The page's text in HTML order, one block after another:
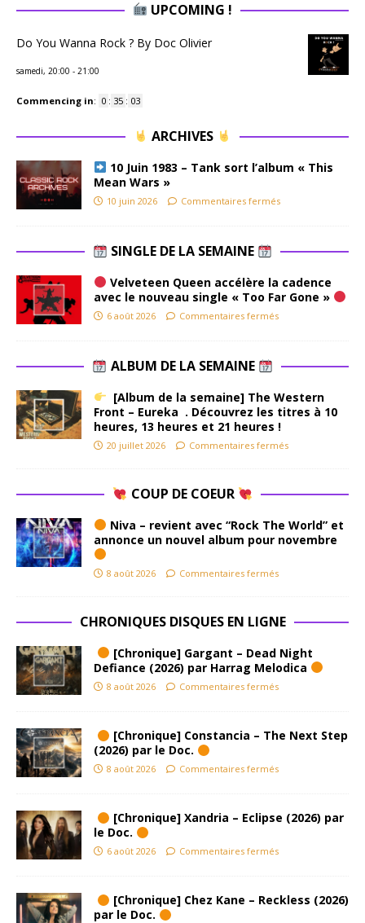
UPCOMING !
Do You Wanna Rock ? By Doc Olivier
samedi, 20:00 - 21:00
Commencing in: 0 : 35 : 02
ARCHIVES
10 Juin 1983 – Tank sort l’album « This
Mean Wars »
10 juin 2026 Commentaires fermés
SINGLE DE LA SEMAINE
Velveteen Queen accélère la cadence
avec le nouveau single « Too Far Gone »
6 août 2026 Commentaires fermés
ALBUM DE LA SEMAINE
[Album de la semaine] The Western
Front – Eureka . Découvrez les titres à 10
heures, 13 heures et 21 heures !
20 juillet 2026 Commentaires fermés
COUP DE COEUR
Niva – revient avec “Rock The World” et
annonce un nouvel album pour novembre
8 août 2026 Commentaires fermés
CHRONIQUES DISQUES EN LIGNE
[Chronique] Gargant – Dead Night
Defiance (2026) par Harrag Melodica
8 août 2026 Commentaires fermés
[Chronique] Constancia – The Next Step
(2026) par le Doc.
8 août 2026 Commentaires fermés
[Chronique] Xandria – Eclipse (2026) par
le Doc.
6 août 2026 Commentaires fermés
[Chronique] Chez Kane – Reckless (2026)
par le Doc.